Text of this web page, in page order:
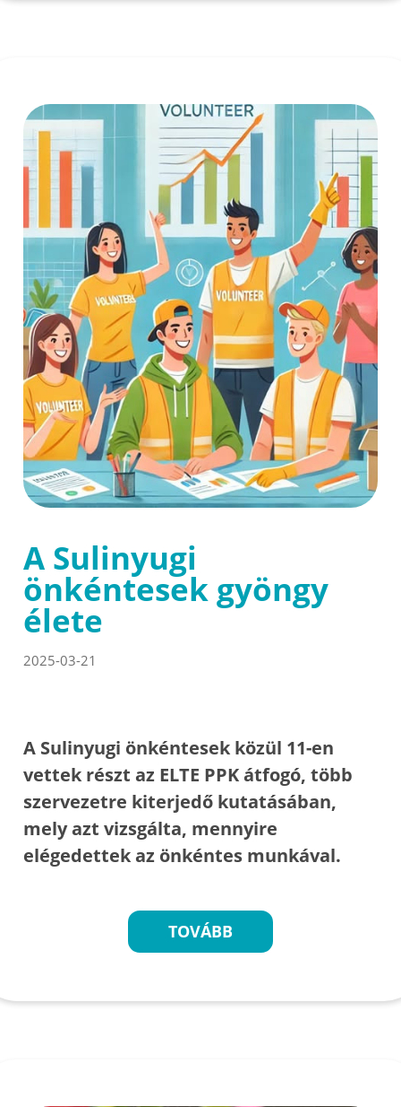
A Sulinyugi
önkéntesek gyöngy
élete
2025-03-21
A Sulinyugi önkéntesek közül 11-en
vettek részt az ELTE PPK átfogó, több
szervezetre kiterjedő kutatásában,
mely azt vizsgálta, mennyire
elégedettek az önkéntes munkával.
TOVÁBB